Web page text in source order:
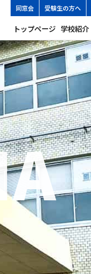
同窓会 受験生の方へ
トップページ 学校紹介